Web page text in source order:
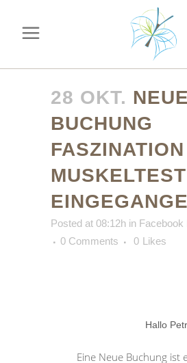
28 OKT. NEUE
BUCHUNG
FASZINATION
MUSKELTEST
Posted at 08:12h in Facebook
0 Comments
0 Likes
Hallo
Eine Neue Buchung ist